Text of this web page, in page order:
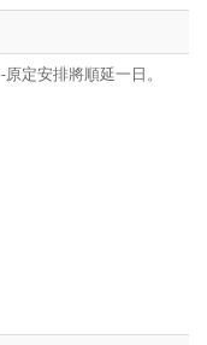
-原定安排將順延一日。